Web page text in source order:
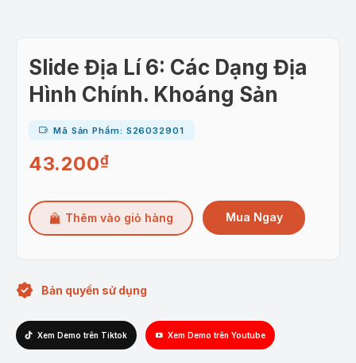
Slide Địa Lí 6: Các Dạng Địa
Hình Chính. Khoáng Sản
Mã Sản Phẩm: S26032901
43.200₫
Thêm vào giỏ hàng Mua Ngay
Bản quyền sử dụng
Xem Demo trên Tiktok Xem Demo trên Youtube